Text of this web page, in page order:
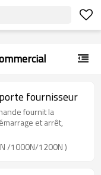
fournisseur
fournit la
et arrêt,
/1000N/1200N )